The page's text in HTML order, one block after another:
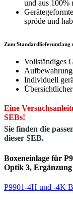
und aus 100%
spröde und
Zum Standardlieferumfang
Vollständiges
Individuell
Eine
SEBs!
Sie finden die
dieser SEB.
Boxeneinlage für
Optik 3,
P9901-4H und -4K